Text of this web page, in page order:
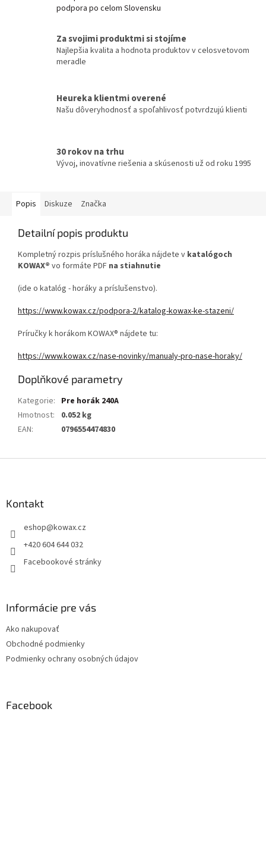
podpora po celom Slovensku
Za svojimi produktmi si stojíme
Najlepšia kvalita a hodnota produktov v celosvetovom
meradle
Heureka klientmi overené
Našu dôveryhodnosť a spoľahlivosť potvrdzujú klienti
30 rokov na trhu
Vývoj, inovatívne riešenia a skúsenosti už od roku 1995
Popis Diskuze Značka
Detailní popis produktu
Kompletný rozpis príslušného horáka nájdete v katalógoch
KOWAX® vo formáte PDF na stiahnutie
(ide o katalóg - horáky a príslušenstvo).
https://www.kowax.cz/podpora-2/katalog-kowax-ke-stazeni/
Príručky k horákom KOWAX® nájdete tu:
https://www.kowax.cz/nase-novinky/manualy-pro-nase-horaky/
Doplňkové parametry
Kategorie: Pre horák 240A
Hmotnost:
0.052 kg
EAN: 0796554474830
Kontakt
eshop@kowax.cz
+420 604 644 032
Facebookové stránky
Informácie pre vás
Ako nakupovať
Obchodné podmienky
Podmienky ochrany osobných údajov
Facebook